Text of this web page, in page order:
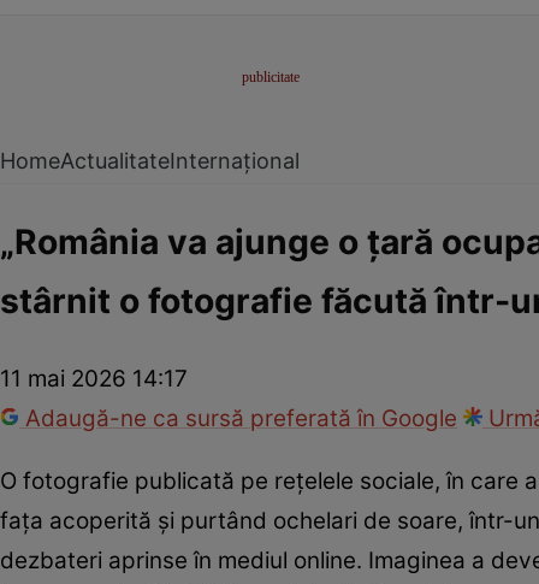
HomeActualitateInternațional
„România va ajunge o țară
stârnit o fotografie făcută într-
11 mai 2026 14:17
Adaugă-ne ca sursă preferată în Google
O fotografie publicată pe rețelele sociale, în care
fața acoperită și purtând ochelari de soare, într-
dezbateri aprinse în mediul online. Imaginea a